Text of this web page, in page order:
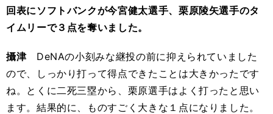
回表にソフトバンクが今宮健太選手、栗原陵矢選手のタ
イムリーで３点を奪いました。
攝津DeNAの小刻みな継投の前に抑えられていました
ので、しっかり打って得点できたことは大きかったです
ね。とくに二死三塁から、栗原選手はよく打ったと思い
ます。結果的に、ものすごく大きな１点になりました。